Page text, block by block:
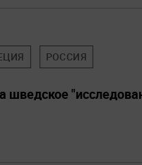
РОССИЯ
шведское